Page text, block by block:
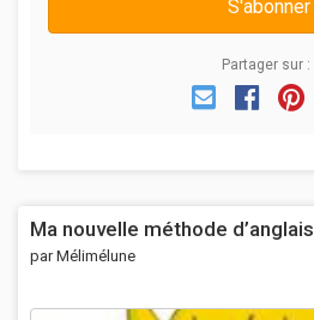
S'abonner
Partager sur :
Email
Ma nouvelle méthode
par Mélimélune